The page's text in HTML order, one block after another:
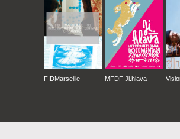
FIDMarseille MFDF Ji.hlava